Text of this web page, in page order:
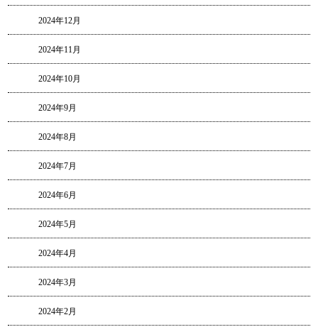
2024年12月
2024年11月
2024年10月
2024年9月
2024年8月
2024年7月
2024年6月
2024年5月
2024年4月
2024年3月
2024年2月